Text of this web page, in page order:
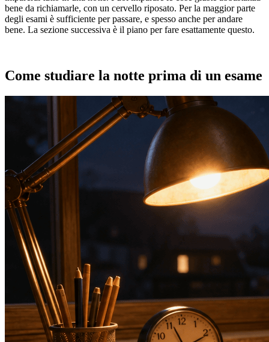
bene da richiamarle, con un cervello riposato. Per la maggior parte
degli esami è sufficiente per passare, e spesso anche per andare
bene. La sezione successiva è il piano per fare esattamente questo.
Come studiare la notte prima di un esame